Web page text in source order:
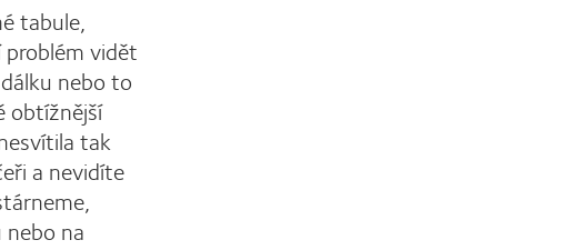
tabule,
vidět
nebo to
obtížnější
tak
a nevidíte
na